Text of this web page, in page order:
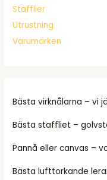
Stafflier
Utrustning
Varumärken
Bästa virknålarna – vi
Bästa staffliet –
Pannå eller canvas –
Bästa lufttorkande